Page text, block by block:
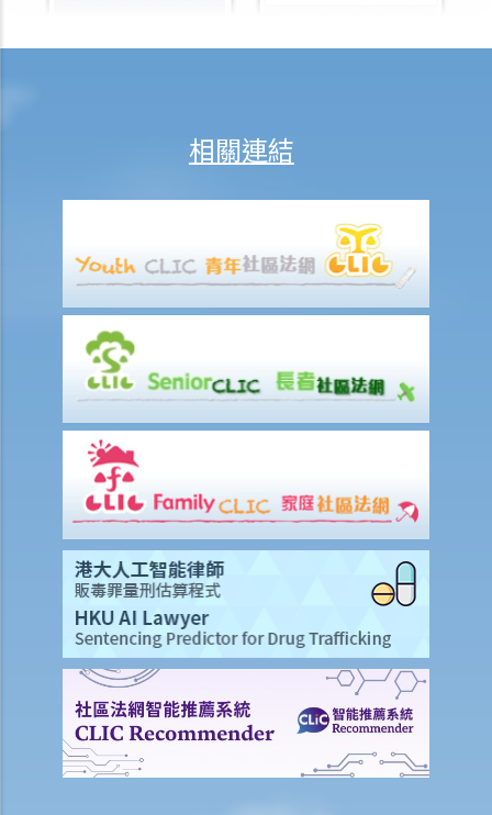
1. 即時終止僱傭合約
6. 暫停僱用
9. 不當地終止合約
1. 不合理解僱
1. 僱傭合約終止後的限制條款
2. 不合理更改僱傭合約條款
3. 不合理及不合法解僱
4. 不合理解僱的補償
2. 我懷疑公司內某銷售員不斷將客戶資料給予本公司的競爭對手，所以
我想解僱此職員。我可否不給予他預先通知（或代通知金）而立刻解僱
2. 我是一名辦公室文員，但老闆經常指令我在貨倉內搬運重物，我認為
此工作與我的職責不符，而老闆亦沒有在我面試時說明此項職責。我可
否不給予他預先通知（或代通知金）而辭職？
3. 僱員幾日沒有上班，但沒有給予理由，僱主可否即時解僱？
4. 我將會以其中一個「有效的解僱理由」 解僱我的職員。我是否需要給
予他預先通知或代通知金？
5. 假如我（作為一名僱員）現正面對「不合理解僱」或「不合理地更改
僱傭合約內之條款」的問題，我怎樣保障自己的權利？
6. 假如我被老闆不合理及不合法地解僱，我怎樣保障自己的權利？
相關連結